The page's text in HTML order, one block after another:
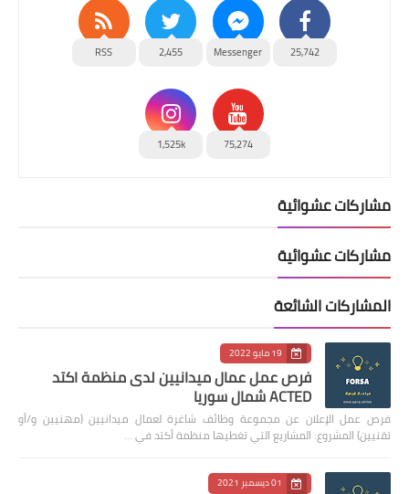
25,742
Messenger
2,455
RSS
75,274
1,525k
مشاركات عشوائية
مشاركات عشوائية
المشاركات الشائعة
19 مايو 2022
فرص عمل عمال ميدانيين لدى منظمة اكتد
ACTED شمال سوريا
فرص عمل الإعلان عن مجموعة وظائف شاغرة لعمال ميدانيين (مهنيين و/أو
تقنيين) المشروع: المشاريع التي تغطيها منظمة أكتد في …
01 ديسمبر 2021